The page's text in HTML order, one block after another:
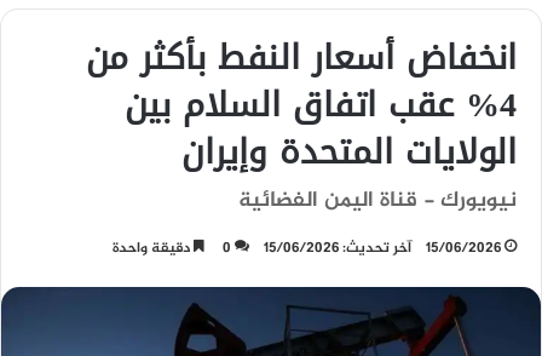
انخفاض أسعار النفط بأكثر من
4% عقب اتفاق السلام بين
الولايات المتحدة وإيران
نيويورك - قناة اليمن الفضائية
15/06/2026 آخر تحديث: 15/06/2026 0 دقيقة واحدة